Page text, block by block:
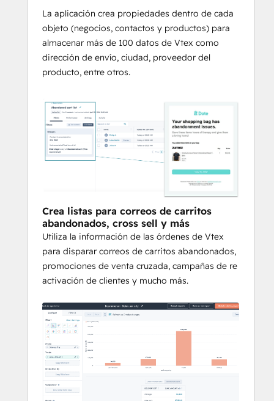
La aplicación crea propiedades dentro de cada
objeto (negocios, contactos y productos) para
almacenar más de 100 datos de Vtex como
dirección de envío, ciudad, proveedor del
producto, entre otros.
Crea listas para correos de carritos
abandonados, cross sell y más
Utiliza la información de las órdenes de Vtex
para disparar correos de carritos abandonados,
promociones de venta cruzada, campañas de re
activación de clientes y mucho más.